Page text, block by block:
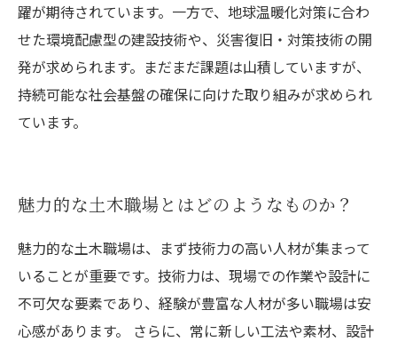
躍が期待されています。一方で、地球温暖化対策に合わ
せた環境配慮型の建設技術や、災害復旧・対策技術の開
発が求められます。まだまだ課題は山積していますが、
持続可能な社会基盤の確保に向けた取り組みが求められ
ています。
魅力的な土木職場とはどのようなものか？
魅力的な土木職場は、まず技術力の高い人材が集まって
いることが重要です。技術力は、現場での作業や設計に
不可欠な要素であり、経験が豊富な人材が多い職場は安
心感があります。 さらに、常に新しい工法や素材、設計